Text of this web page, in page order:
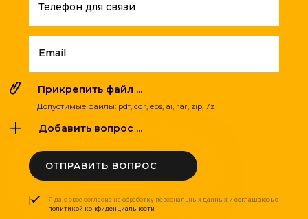
Телефон для связи
Email
Прикрепить файл ...
Допустимые файлы: pdf, cdr, eps, ai, rar, zip, 7z
Добавить вопрос ...
ОТПРАВИТЬ ВОПРОС
Я даю свое согласие на обработку персональных данных и соглашаюсь с
политикой конфиденциальности